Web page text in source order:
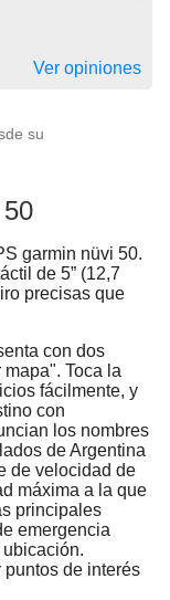
Ver opiniones
su
garmin nüvi 50.
de 5” (12,7
precisas que
con dos
Toca la
fácilmente, y
con
los nombres
de Argentina
de velocidad de
máxima a la que
principales
emergencia
de interés